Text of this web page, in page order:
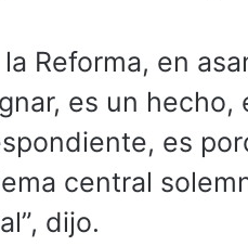
la Reforma, en
es un
es
central
dijo.